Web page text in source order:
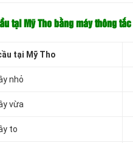
tại Mỹ Tho bằng máy thông
tại Mỹ Tho
nhỏ
vừa
to